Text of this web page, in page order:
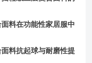
料在功能性家居服中
料抗起球与耐磨性提